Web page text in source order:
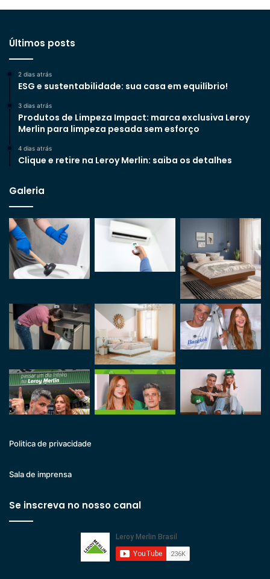
Últimos posts
2 dias atrás
ESG e sustentabilidade: sua casa em equilíbrio!
3 dias atrás
Produtos de Limpeza Impact: marca exclusiva Leroy
Merlin para limpeza pesada sem esforço
4 dias atrás
Clique e retire na Leroy Merlin: saiba os detalhes
Galeria
Politica de privacidade
Sala de imprensa
Se inscreva no nosso canal